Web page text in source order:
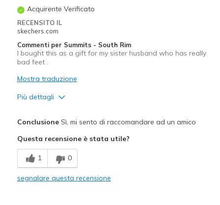
Acquirente Verificato
RECENSITO IL
skechers.com
Commenti per Summits - South Rim
I bought this as a gift for my sister husband who has really
bad feet .
Mostra traduzione
Più dettagli
Durable
Migliori Utilizzi:
Casual Wear
ConclusioneSì, mi sento di raccomandare ad un amico
Questa recensione è stata utile?
1 0
segnalare questa recensione